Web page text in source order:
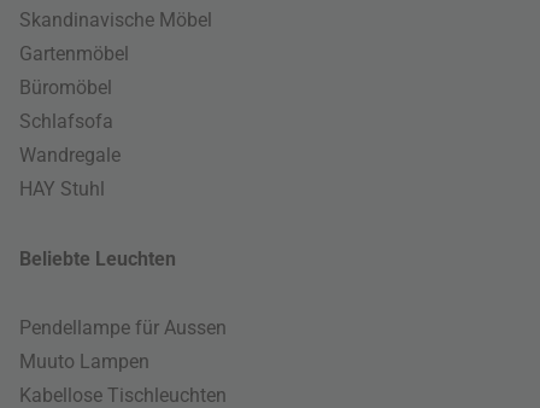
Skandinavische Möbel
Gartenmöbel
Büromöbel
Schlafsofa
Wandregale
HAY Stuhl
Beliebte Leuchten
Pendellampe für Aussen
Muuto Lampen
Kabellose Tischleuchten